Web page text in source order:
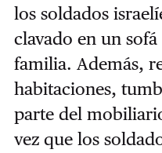
los soldados
clavado en un
familia. Además,
habitaciones,
parte del
vez que los